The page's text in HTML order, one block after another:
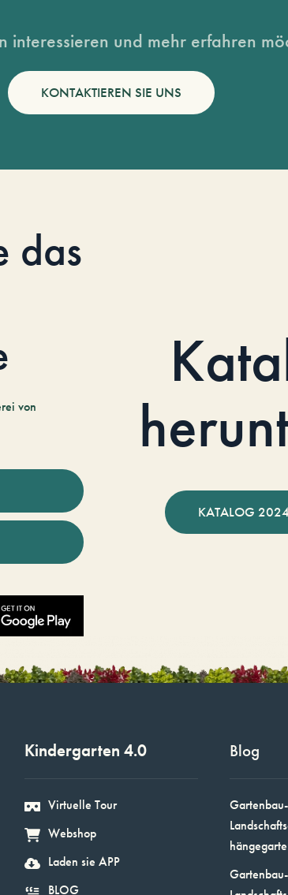
interessieren und mehr erfahren
KONTAKTIEREN SIE UNS
das
von
KATALOG
Kindergarten 4.0
Virtuelle Tour
Webshop
Laden sie APP
BLOG
Blog